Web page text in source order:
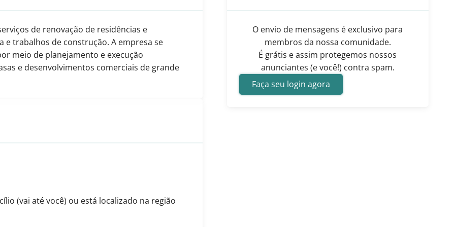
de renovação de residências e
trabalhos de construção. A empresa se
meio de planejamento e execução
e desenvolvimentos comerciais de grande
(vai até você) ou está localizado na região
O envio de mensagens é exclusivo para
membros da nossa comunidade.
É grátis e assim protegemos nossos
anunciantes (e você!) contra spam.
Faça seu login agora